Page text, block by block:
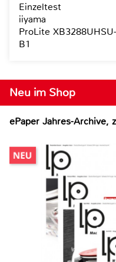
Neu im Shop
ePaper Jahres-Archive,
Einzeltest
iiyama
ProLite XB3288UHSU-
B1